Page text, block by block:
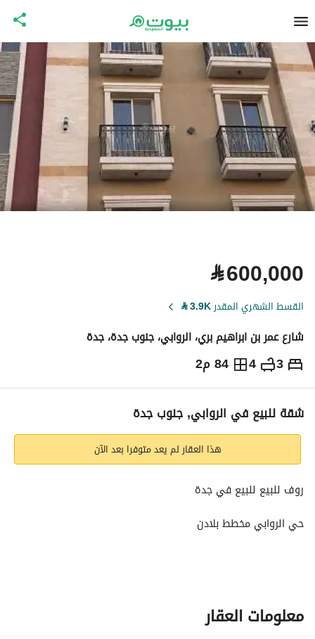
⃁600,000
القسط الشهري المقدر3.9K
⃁
شارع عمر بن ابراهيم بري، الروابي، جنوب جدة، جدة
3
4 84 م2 ⃁
600,000
التفاصيل معلومات ترخيص الإعلان
شقة للبيع في الروابي, جنوب جدة
هذا العقار لم يعد متوفرا بعد الآن
روف للبيع للبيع في جدة
حي الروابي مخطط بلادن
قريب من المسجد
معلومات العقار